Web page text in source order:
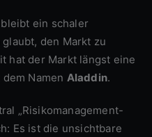
den Markt zu
hat der Markt längst eine
Namen Aladdin.
Es ist die unsichtbare